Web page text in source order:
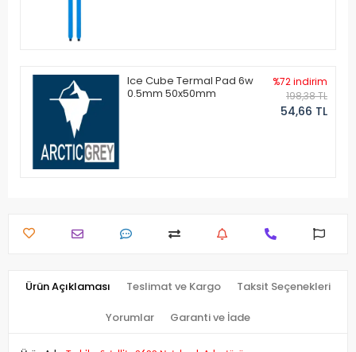
Ice Cube Termal Pad 6w
0.5mm 50x50mm
%72 indirim
198,38 TL
54,66 TL
Ürün Açıklaması Teslimat ve Kargo Taksit Seçenekleri
Yorumlar Garanti ve İade